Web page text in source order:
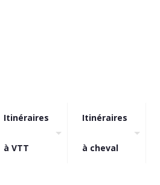
Itinéraires
à VTT
Itinéraires
à cheval